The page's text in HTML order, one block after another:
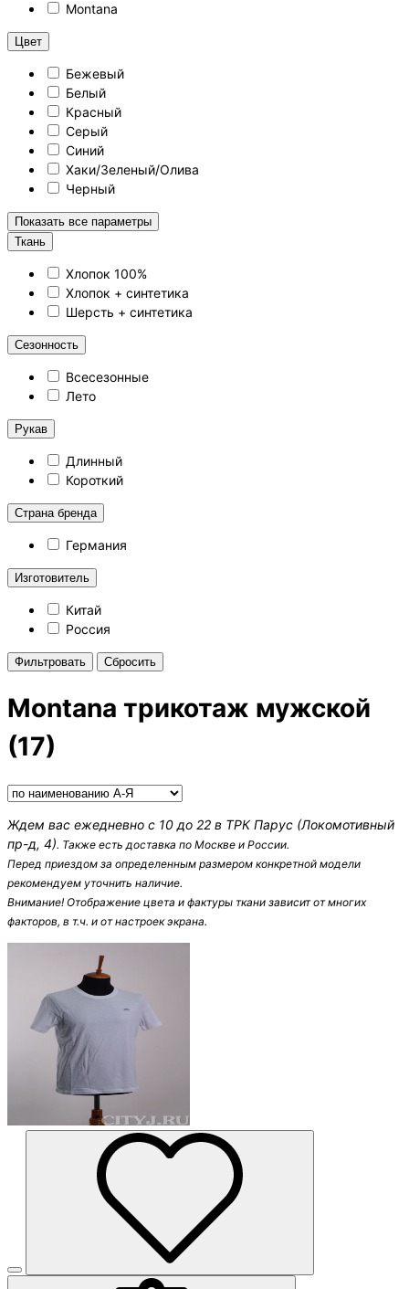
Montana
Цвет
Бежевый
Белый
Красный
Серый
Синий
Хаки/Зеленый/Олива
Черный
Показать все параметры
Ткань
Хлопок 100%
Хлопок + синтетика
Шерсть + синтетика
Сезонность
Всесезонные
Лето
Рукав
Длинный
Короткий
Страна бренда
Германия
Изготовитель
Китай
Россия
Cбросить
Montana трикотаж мужской
(17)
Ждем вас ежедневно с 10 до 22 в ТРК Парус (Локомотивный
пр-д, 4). Также есть доставка по Москве и России.
Перед приездом за определенным размером конкретной модели
рекомендуем уточнить наличие.
Внимание! Oтображение цвета и фактуры ткани зависит от многих
факторов, в т.ч. и от настроек экрана.